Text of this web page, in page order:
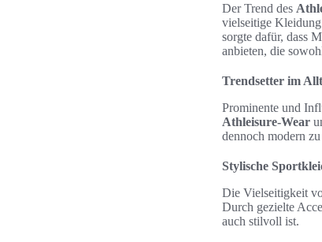
Der Trend des
vielseitige
sorgte dafür, dass
anbieten, die
Trendsetter im
Prominente und
Athleisure-Wear
dennoch modern
Stylische
Die Vielseitigkeit
Durch gezielte
auch stilvoll ist.